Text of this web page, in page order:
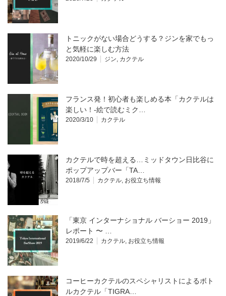
トニックがない場合どうする？ジンを家でもっ
と気軽に楽しむ方法
2020/10/29 ジン カクテル
フランス発！初心者も楽しめる本「カクテルは
楽しい！-絵で読むミク…
2020/3/10 カクテル
カクテルで時を超える…ミッドタウン日比谷に
ポップアップバー「TA…
2018/7/5 カクテル お役立ち情報
「東京 インターナショナル バーショー 2019」
レポート 〜 …
2019/6/22 カクテル お役立ち情報
コーヒーカクテルのスペシャリストによるボト
ルカクテル「TIGRA…